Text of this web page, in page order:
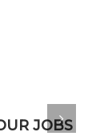
JOBS